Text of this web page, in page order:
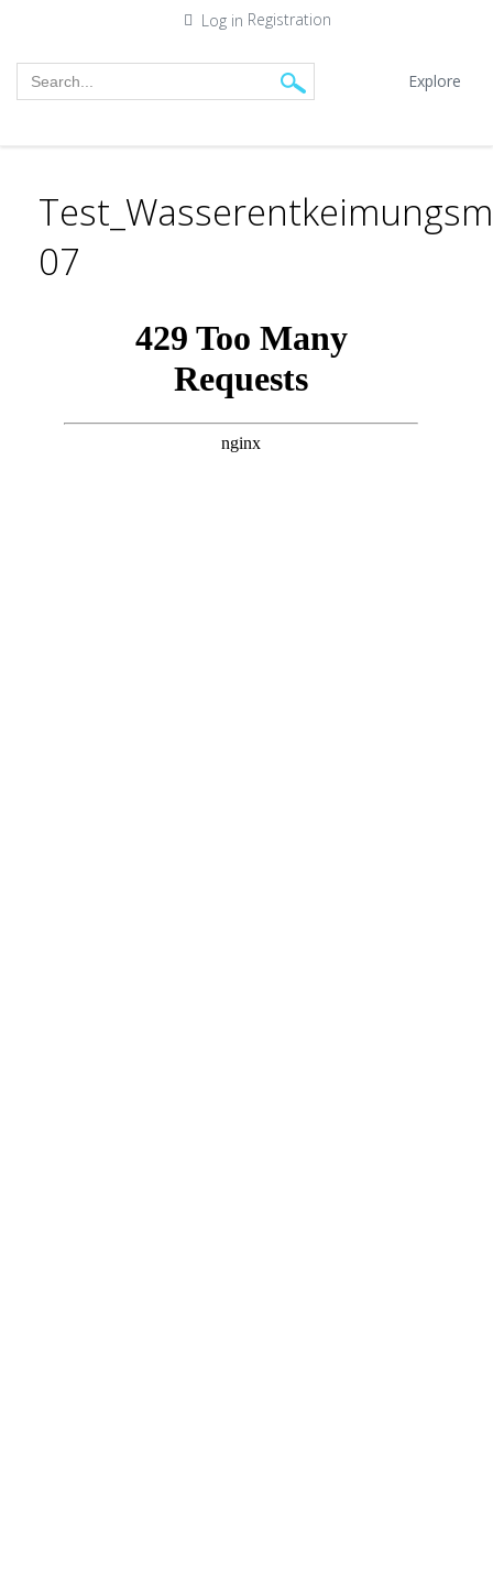
Log in Registration
Explore
07